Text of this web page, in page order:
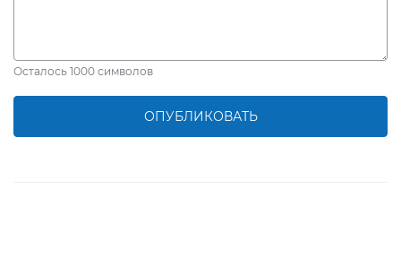
Осталось 1000 символов
ОПУБЛИКОВАТЬ